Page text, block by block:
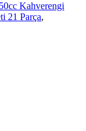
Kahverengi
21 Parça,